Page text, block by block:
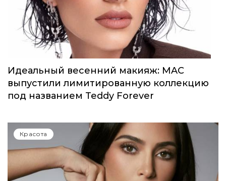
Идеальный весенний макияж: MAC
выпустили лимитированную коллекцию
под названием Teddy Forever
Красота